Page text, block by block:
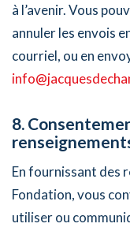
à l’avenir. Vous
annuler les envois
courriel, ou en
8.
En fournissant des
Fondation, vous
utiliser ou